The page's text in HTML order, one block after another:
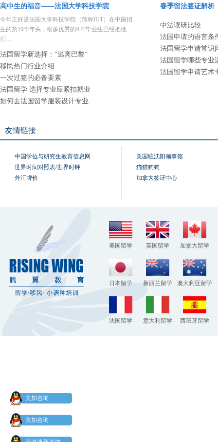
高中生的福音——法国大学科技学院
今年正好是法国大学科技学院（简称IUT）在中国招
生的第10个年头，很多优秀的IUT毕业生已经把他
们…
法国留学新选择：“逃离巴黎”
移民热门行业介绍
一次过签的必备要素
法国留学 选择专业应紧扣就业
如何去法国留学服装设计专业
春季留法签证解析
中法读研比较
法国申请的语言条
法国留学申请常识
法国留学哪些专业
法国留学申请艺术
友情链接
中国学位与研究生教育信息网
世界时间对照表/世界时钟
外汇牌价
美国驻沈阳领事馆
猫猫狗狗
加拿大签证中心
美国留学 英国留学 加拿大留学
日本留学 新西兰留学 澳大利亚留学
法国留学 意大利留学 西班牙留学
美加咨询
美加咨询